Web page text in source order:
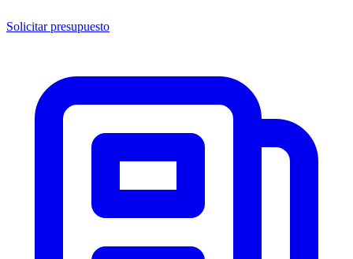
Solicitar presupuesto